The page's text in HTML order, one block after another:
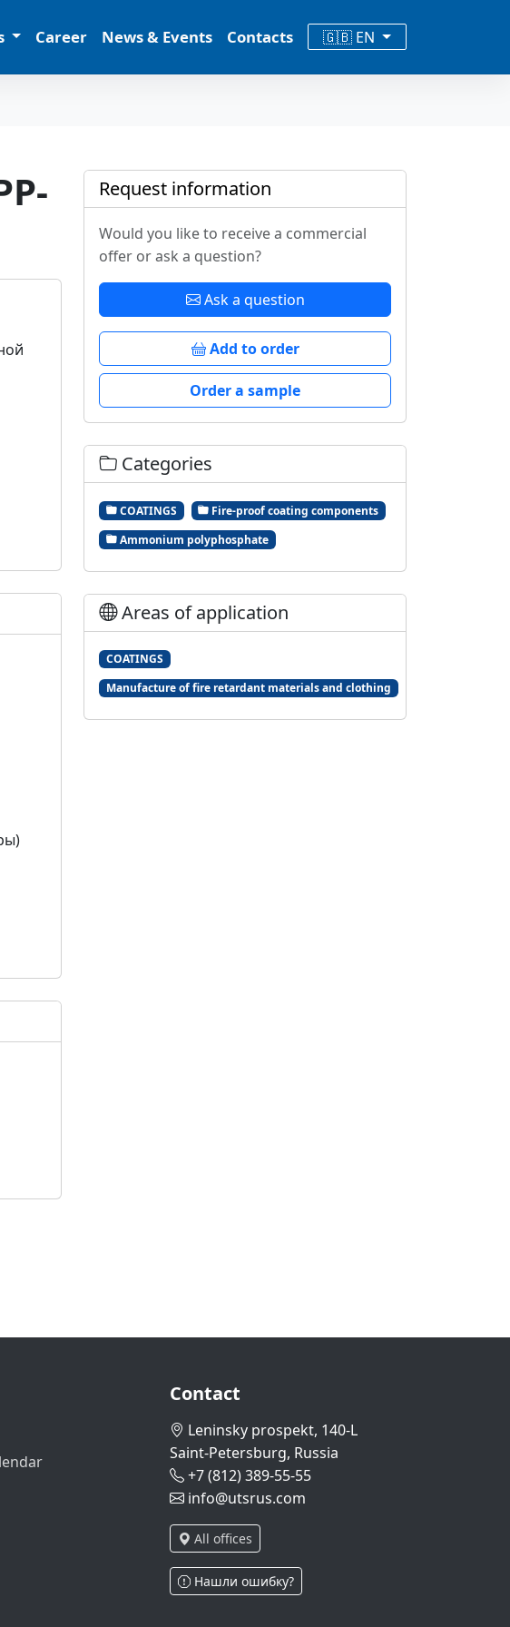
Career News & Events Contacts 🇬🇧 EN
Request information
Would you like to receive a commercial
offer or ask a question?
Ask a question
Add to order
Order a sample
Categories
COATINGS
Fire-proof coating components
Ammonium polyphosphate
Areas of application
COATINGS
Manufacture of fire retardant materials and clothing
Contact
Leninsky prospekt, 140-L
Saint-Petersburg, Russia
+7 (812) 389-55-55
info@utsrus.com
All offices
Нашли ошибку?